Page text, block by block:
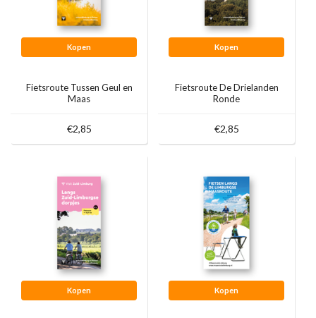
Kopen
Fietsroute Tussen Geul en
Maas
€2,85
Kopen
Fietsroute De Drielanden
Ronde
€2,85
Kopen Kopen